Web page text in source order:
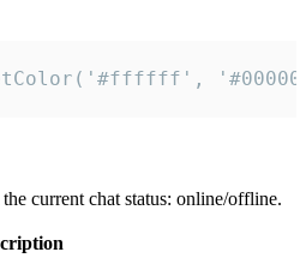
current chat status: online/offline.